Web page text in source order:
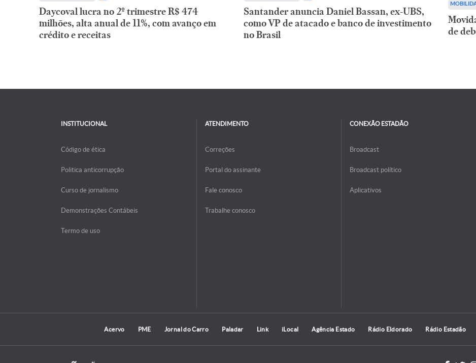
Daycoval lucra no 2º trimestre R$ 474
milhões, alta anual de 11%, com avanço em
crédito e receitas
Santander anuncia Daniel Bassan, ex-UBS,
como VP de atacado e banco de investimento
no Brasil
de
INSTITUCIONAL
Código de ética
Politica anticorrupção
Curso de jornalismo
Demonstrações Contábeis
Termo de uso
ATENDIMENTO
Correções
Portal do assinante
Fale conosco
Trabalhe conosco
CONEXÃO ESTADÃO
Broadcast
Broadcast político
Aplicativos
Acervo PME Jornal do Carro Paladar Link iLocal Agência Estado Rádio Eldorado Rádio Estadão